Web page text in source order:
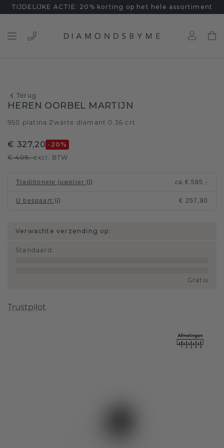
TIJDELIJKE ACTIE: 20% korting op het hele assortiment
Terug
HEREN OORBEL MARTIJN
950 platina Zwarte diamant 0.36 crt
€ 327,20 -20 %
€ 409,-excl. BTW
Traditionele juwelier: ca. € 585,-
U bespaart: € 257,80
Verwachte verzending op:
Standaard :
Gratis
Trustpilot